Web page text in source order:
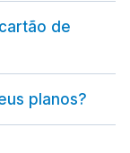
de
planos?